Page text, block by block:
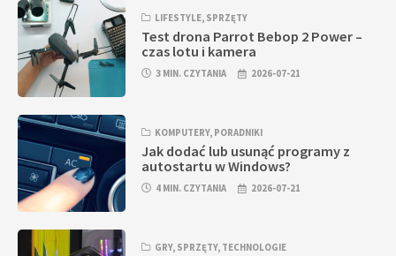
LIFESTYLE, SPRZĘTY
Test drona Parrot Bebop 2 Power –
czas lotu i kamera
3 MIN. CZYTANIA 2026-07-21
KOMPUTERY, PORADNIKI
Jak dodać lub usunąć programy z
autostartu w Windows?
4 MIN. CZYTANIA 2026-07-21
GRY, SPRZĘTY, TECHNOLOGIE